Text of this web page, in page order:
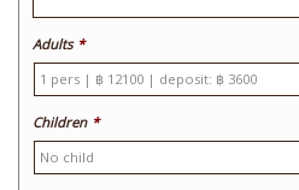
de
date
:MM
slash
JJ
slash
AAAA
Adults *
Children *